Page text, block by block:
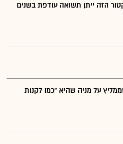
הזה ייתן תשואה עודפת בשנים
על מניה שהיא "כמו לקנות